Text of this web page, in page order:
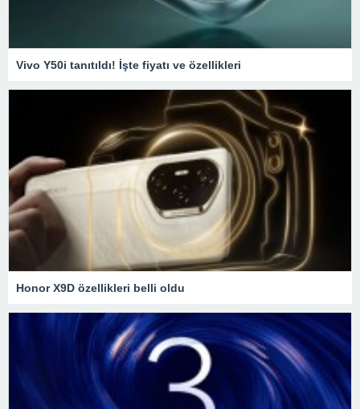
Vivo Y50i tanıtıldı! İşte fiyatı ve özellikleri
Honor X9D özellikleri belli oldu